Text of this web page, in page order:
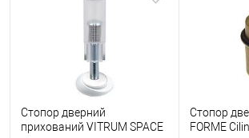
Стопор дверний
прихований VITRUM SPACE
Стопор
FORME